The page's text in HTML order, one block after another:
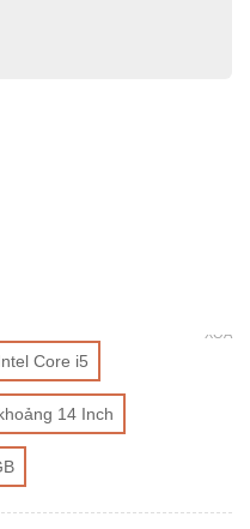
Core i5
14 Inch
XÓA